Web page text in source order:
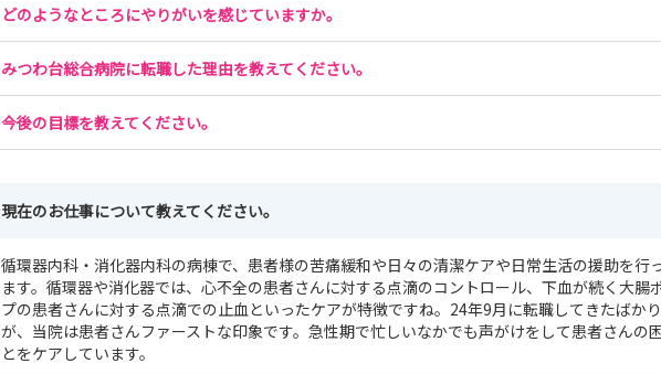
どのようなところにやりがいを感じていますか。
みつわ台総合病院に転職した理由を教えてください。
今後の目標を教えてください。
現在のお仕事について教えてください。
循環器内科・消化器内科の病棟で、患者様の苦痛緩和や日々の清潔ケアや日常生活の援助を行
ます。循環器や消化器では、心不全の患者さんに対する点滴のコントロール、下血が続く大腸
プの患者さんに対する点滴での止血といったケアが特徴ですね。24年9月に転職してきたばか
が、当院は患者さんファーストな印象です。急性期で忙しいなかでも声がけをして患者さんの
とをケアしています。